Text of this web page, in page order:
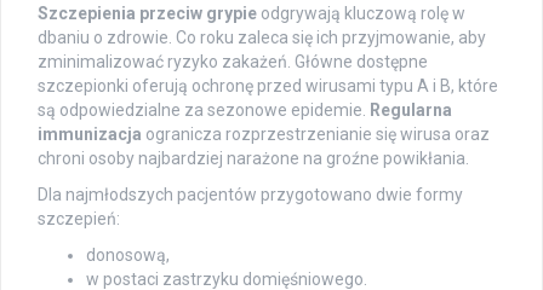
Szczepienia przeciw grypie odgrywają kluczową rolę w
dbaniu o zdrowie. Co roku zaleca się ich przyjmowanie, aby
zminimalizować ryzyko zakażeń. Główne dostępne
szczepionki oferują ochronę przed wirusami typu A i B, które
są odpowiedzialne za sezonowe epidemie. Regularna
immunizacja ogranicza rozprzestrzenianie się wirusa oraz
chroni osoby najbardziej narażone na groźne powikłania.
Dla najmłodszych pacjentów przygotowano dwie formy
szczepień:
donosową,
w postaci zastrzyku domięśniowego.